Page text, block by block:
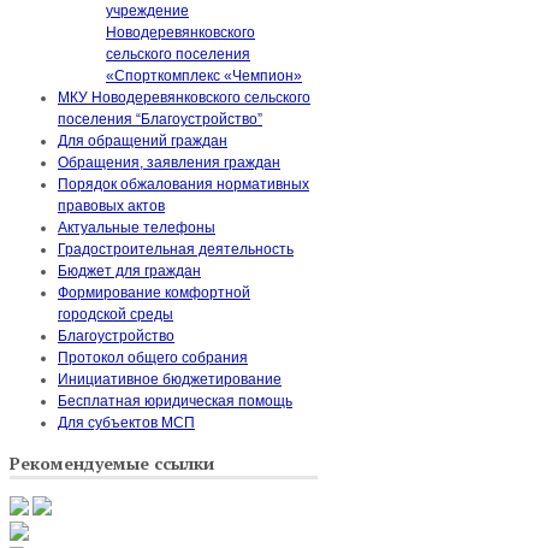
учреждение
Новодеревянковского
сельского поселения
«Спорткомплекс «Чемпион»
МКУ Новодеревянковского сельского
поселения “Благоустройство”
Для обращений граждан
Обращения, заявления граждан
Порядок обжалования нормативных
правовых актов
Актуальные телефоны
Градостроительная деятельность
Бюджет для граждан
Формирование комфортной
городской среды
Благоустройство
Протокол общего собрания
Инициативное бюджетирование
Бесплатная юридическая помощь
Для субъектов МСП
Рекомендуемые ссылки